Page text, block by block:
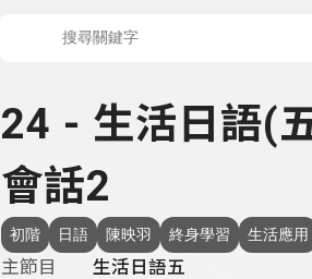
24 - 生活日語(
會話2
初階 日語 陳映羽 終身學習 生活應用
主節目
生活日語五